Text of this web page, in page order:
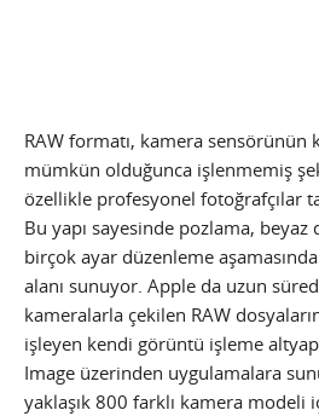
RAW formatı, kamera sensörünün
mümkün olduğunca işlenmemiş
özellikle profesyonel fotoğrafçılar
Bu yapı sayesinde pozlama,
birçok ayar düzenleme
alanı sunuyor. Apple da uzun
kameralarla çekilen RAW
işleyen kendi görüntü işleme
Image üzerinden uygulamalara
yaklaşık 800 farklı kamera modeli